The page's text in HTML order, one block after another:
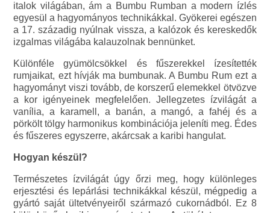
italok világában, ám a Bumbu Rumban a modern ízlés
egyesül a hagyományos technikákkal. Gyökerei egészen
a 17. századig nyúlnak vissza, a kalózok és kereskedők
izgalmas világába kalauzolnak bennünket.
Különféle gyümölcsökkel és fűszerekkel ízesítették
rumjaikat, ezt hívják ma bumbunak. A Bumbu Rum ezt a
hagyományt viszi tovább, de korszerű elemekkel ötvözve
a kor igényeinek megfelelően. Jellegzetes ízvilágát a
vanília, a karamell, a banán, a mangó, a fahéj és a
pörkölt tölgy harmonikus kombinációja jeleníti meg. Édes
és fűszeres egyszerre, akárcsak a karibi hangulat.
Hogyan készül?
Természetes ízvilágát úgy őrzi meg, hogy különleges
erjesztési és lepárlási technikákkal készül, mégpedig a
gyártó saját ültetvényeiről származó cukornádból. Ez 8